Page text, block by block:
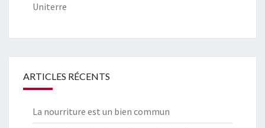
Uniterre
ARTICLES RÉCENTS
La nourriture est un bien commun